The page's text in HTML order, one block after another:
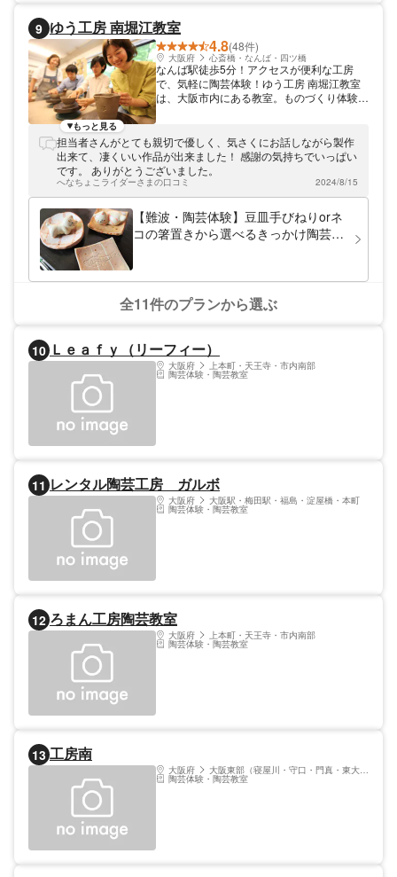
制作なども行っています。 講師一同、みな
さまのお越しをお待ちしております。
9 ゆう工房 南堀江教室
4.8(48件)
大阪府 心斎橋・なんば・四ツ橋
なんば駅徒歩5分！アクセスが便利な工房
で、気軽に陶芸体験！ゆう工房 南堀江教室
は、大阪市内にある教室。ものづくり体験を
クセス休日のショッピングや映画鑑賞などと
合わせて、気軽に来店できます。
もっと見る
担当者さんがとても親切で優しく、気さくにお話しながら製作
出来て、凄くいい作品が出来ました！ 感謝の気持ちでいっぱい
です。 ありがとうございました。
へなちょこライダーさまの口コミ 2024/8/15
【難波・陶芸体験】豆皿手びねりorネ
コの箸置きから選べるきっかけ陶芸体
全11件のプランから選ぶ
10 Ｌｅａｆｙ（リーフィー）
大阪府 上本町・天王寺・市内南部
陶芸体験・陶芸教室
11 レンタル陶芸工房 ガルボ
大阪府 大阪駅・梅田駅・福島・淀屋橋・本町
陶芸体験・陶芸教室
12 ろまん工房陶芸教室
大阪府 上本町・天王寺・市内南部
陶芸体験・陶芸教室
13 工房南
大阪府 大阪東部（寝屋川・守口・門真・東大阪）
陶芸体験・陶芸教室